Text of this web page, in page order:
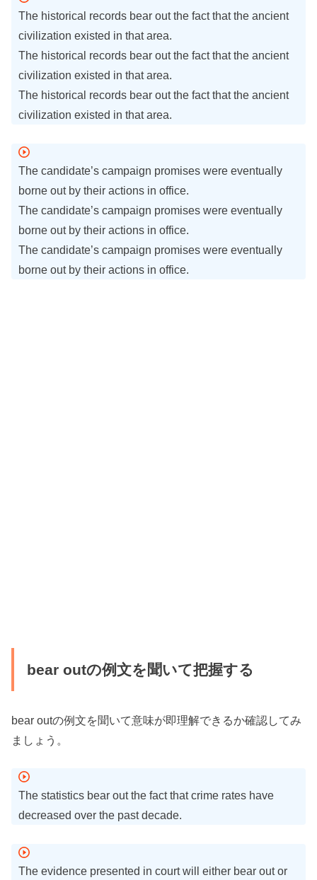
The historical records bear out the fact that the ancient
civilization existed in that area.
The historical records bear out the fact that the ancient
civilization existed in that area.
The historical records bear out the fact that the ancient
civilization existed in that area.
The candidate’s campaign promises were eventually
borne out by their actions in office.
The candidate’s campaign promises were eventually
borne out by their actions in office.
The candidate’s campaign promises were eventually
borne out by their actions in office.
bear outの例文を聞いて把握する
bear outの例文を聞いて意味が即理解できるか確認してみ
ましょう。
The statistics bear out the fact that crime rates have
decreased over the past decade.
The evidence presented in court will either bear out or